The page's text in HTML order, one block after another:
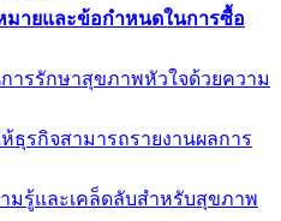
มายและข้อกำหนดในการซื้อ
ารรักษาสุขภาพหัวใจด้วยความ
ธุรกิจสามารถรายงานผลการ
มรู้และเคล็ดลับสำหรับสุขภาพ